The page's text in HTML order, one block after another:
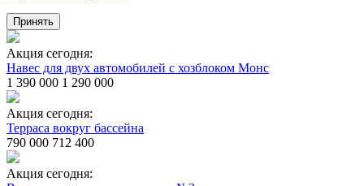
Принять
Акция сегодня:
Навес для двух автомобилей с хозблоком Монс
1 390 000 1 290 000
Акция сегодня:
Терраса вокруг бассейна
790 000 712 400
Акция сегодня: